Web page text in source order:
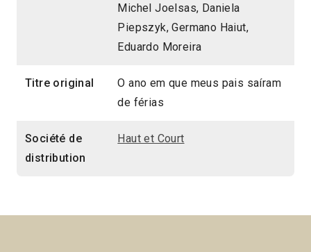
Michel Joelsas, Daniela
Piepszyk, Germano Haiut,
Eduardo Moreira
Titre original
O ano em que meus pais saíram
de férias
Société de
distribution
Haut et Court